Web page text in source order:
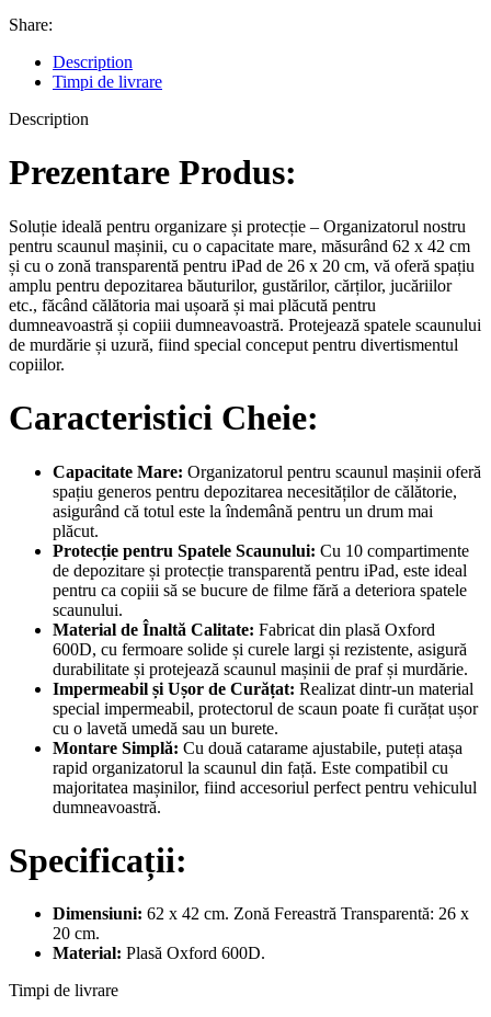
Share:
Description
Timpi de livrare
Description
Prezentare Produs:
Soluție ideală pentru organizare și protecție – Organizatorul nostru
pentru scaunul mașinii, cu o capacitate mare, măsurând 62 x 42 cm
și cu o zonă transparentă pentru iPad de 26 x 20 cm, vă oferă spațiu
amplu pentru depozitarea băuturilor, gustărilor, cărților, jucăriilor
etc., făcând călătoria mai ușoară și mai plăcută pentru
dumneavoastră și copiii dumneavoastră. Protejează spatele scaunului
de murdărie și uzură, fiind special conceput pentru divertismentul
copiilor.
Caracteristici Cheie:
Capacitate Mare: Organizatorul pentru scaunul mașinii oferă
spațiu generos pentru depozitarea necesităților de călătorie,
asigurând că totul este la îndemână pentru un drum mai
plăcut.
Protecție pentru Spatele Scaunului: Cu 10 compartimente
de depozitare și protecție transparentă pentru iPad, este ideal
pentru ca copiii să se bucure de filme fără a deteriora spatele
scaunului.
Material de Înaltă Calitate: Fabricat din plasă Oxford
600D, cu fermoare solide și curele largi și rezistente, asigură
durabilitate și protejează scaunul mașinii de praf și murdărie.
Impermeabil și Ușor de Curățat: Realizat dintr-un material
special impermeabil, protectorul de scaun poate fi curățat ușor
cu o lavetă umedă sau un burete.
Montare Simplă: Cu două catarame ajustabile, puteți atașa
rapid organizatorul la scaunul din față. Este compatibil cu
majoritatea mașinilor, fiind accesoriul perfect pentru vehiculul
dumneavoastră.
Specificații:
Dimensiuni: 62 x 42 cm. Zonă Fereastră Transparentă: 26 x
20 cm.
Material: Plasă Oxford 600D.
Timpi de livrare